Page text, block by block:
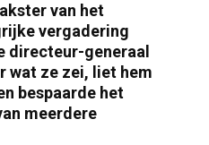
van het
vergadering
directeur-generaal
wat ze zei, liet hem
bespaarde het
meerdere